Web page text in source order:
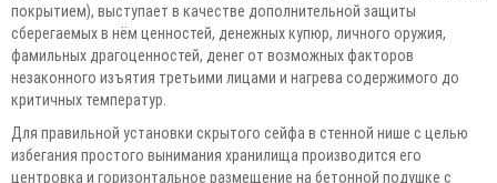
покрытием), выступает в качестве дополнительной защиты
сберегаемых в нём ценностей, денежных купюр, личного оружия,
фамильных драгоценностей, денег от возможных факторов
незаконного изъятия третьими лицами и нагрева содержимого до
критичных температур.
Для правильной установки скрытого сейфа в стенной нише с целью
избегания простого вынимания хранилища производится его
центровка и горизонтальное размещение на бетонной подушке с